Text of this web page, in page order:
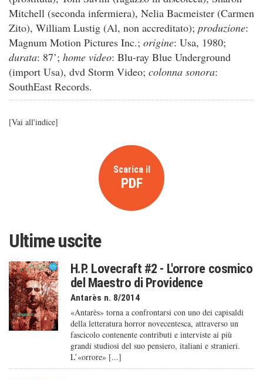
Mitchell (seconda infermiera), Nelia Bacmeister (Carmen
Zito), William Lustig (Al, non accreditato); produzione:
Magnum Motion Pictures Inc.; origine: Usa, 1980;
durata: 87’; home video: Blu-ray Blue Underground
(import Usa), dvd Storm Video; colonna sonora:
SouthEast Records.
[Vai all'indice]
Scarica il
PDF
Ultime uscite
H.P. Lovecraft #2 - L'orrore cosmico
del Maestro di Providence
Antarès n. 8/2014
«Antarès» torna a confrontarsi con uno dei capisaldi
della letteratura horror novecentesca, attraverso un
fascicolo contenente contributi e interviste ai più
grandi studiosi del suo pensiero, italiani e stranieri.
L’«orrore» [...]